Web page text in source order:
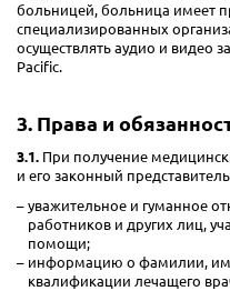
больницей, больница имеет
специализированных
осуществлять аудио и видео
Pacific.
3. Права и
3.1. При получение
и его законный
уважительное и гуманное
работников и других лиц,
помощи;
информацию о фамилии,
квалификации лечащего